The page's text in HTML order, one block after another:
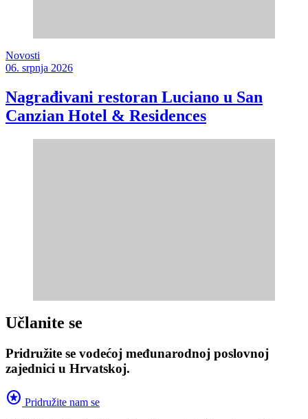
Novosti
06. srpnja 2026
Nagrađivani restoran Luciano u San
Canzian Hotel & Residences
Učlanite se
Pridružite se vodećoj međunarodnoj poslovnoj
zajednici u Hrvatskoj.
stars Pridružite nam se